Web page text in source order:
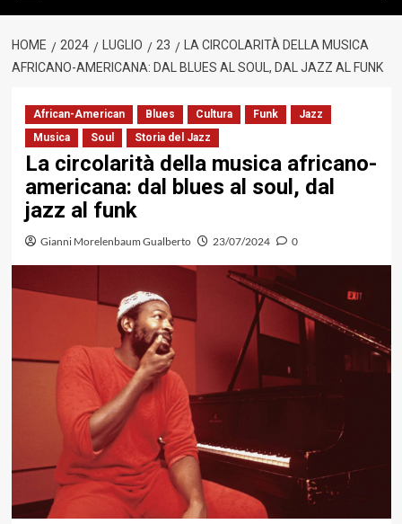
HOME 2024 LUGLIO 23
LA CIRCOLARITÀ DELLA MUSICA
AFRICANO-AMERICANA: DAL BLUES AL SOUL, DAL JAZZ AL FUNK
African-American Blues Cultura Funk
Jazz
Musica
Soul Storia del Jazz
La circolarità della musica africano-
americana: dal blues al soul, dal
jazz al funk
Gianni Morelenbaum Gualberto 23/07/2024 0